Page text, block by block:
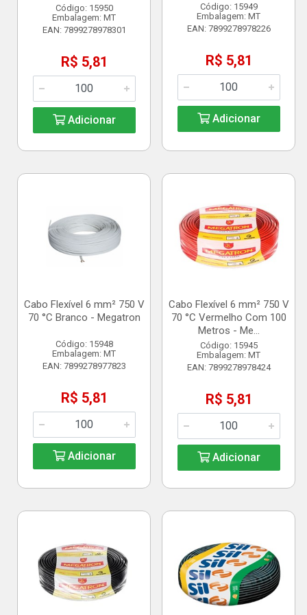
Código: 15950
Embalagem: MT
EAN: 7899278978301
R$ 5,81
Adicionar
Código: 15949
Embalagem: MT
EAN: 7899278978226
R$ 5,81
Adicionar
Cabo Flexível 6 mm² 750 V
70 °C Branco - Megatron
Código: 15948
Embalagem: MT
EAN: 7899278977823
R$ 5,81
Adicionar
Cabo Flexível 6 mm² 750 V
70 °C Vermelho Com 100
Metros - Me...
Código: 15945
Embalagem: MT
EAN: 7899278978424
R$ 5,81
Adicionar